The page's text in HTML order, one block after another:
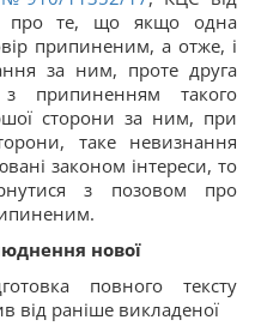
про те, що якщо одна
припиненим, а отже, і
за ним, проте друга
припиненням такого
сторони за ним, при
таке невизнання
законом інтереси, то
з позовом про
нової
повного тексту
від раніше викладеної